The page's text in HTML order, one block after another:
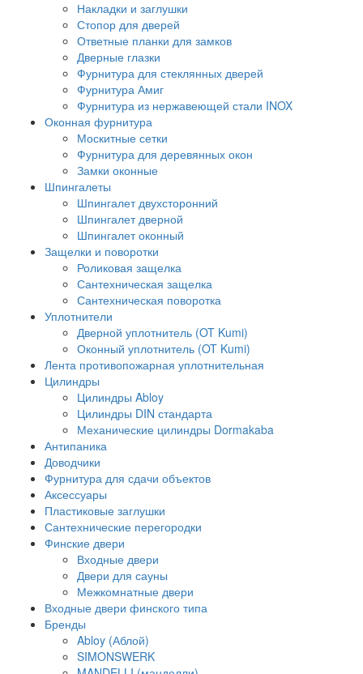
Накладки и заглушки
Стопор для дверей
Ответные планки для замков
Дверные глазки
Фурнитура для стеклянных дверей
Фурнитура Амиг
Фурнитура из нержавеющей стали INOX
Оконная фурнитура
Москитные сетки
Фурнитура для деревянных окон
Замки оконные
Шпингалеты
Шпингалет двухсторонний
Шпингалет дверной
Шпингалет оконный
Защелки и поворотки
Роликовая защелка
Сантехническая защелка
Сантехническая поворотка
Уплотнители
Дверной уплотнитель (OT Kumi)
Оконный уплотнитель (OT Kumi)
Лента противопожарная уплотнительная
Цилиндры
Цилиндры Abloy
Цилиндры DIN стандарта
Механические цилиндры Dormakaba
Антипаника
Доводчики
Фурнитура для сдачи объектов
Аксессуары
Пластиковые заглушки
Сантехнические перегородки
Финские двери
Входные двери
Двери для сауны
Межкомнатные двери
Входные двери финского типа
Бренды
Abloy (Аблой)
SIMONSWERK